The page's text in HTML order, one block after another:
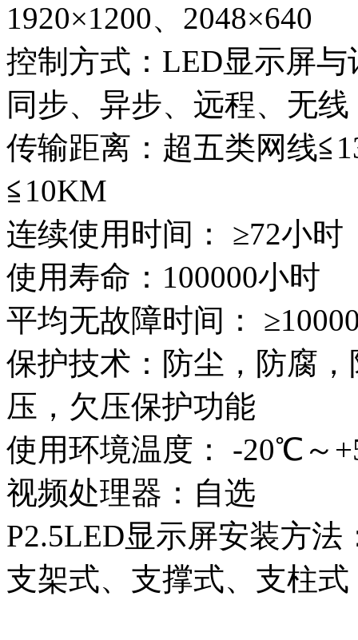
1920×1200、2048×640
控制方式：LED显示屏
同步、异步、远程、无线
传输距离：超五类网线
≦10KM
连续使用时间： ≥72小时
使用寿命：100000小时
平均无故障时间：
保护技术：防尘，防腐
压，欠压保护功能
使用环境温度： -20℃～
视频处理器：自选
P2.5LED显示屏安装方
支架式、支撑式、支柱式